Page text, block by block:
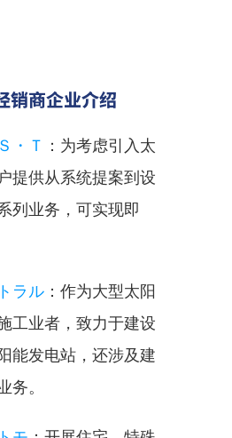
销商企业介绍
・Ｔ ：为考虑引入太
提供从系统提案到设
列业务，可实现即
ラル ：作为大型太阳
工业者，致力于建设
能发电站，还涉及建
务。